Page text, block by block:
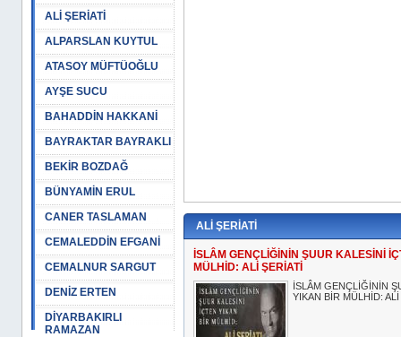
ALİ ŞERİATİ
ALPARSLAN KUYTUL
ATASOY MÜFTÜOĞLU
AYŞE SUCU
BAHADDİN HAKKANİ
BAYRAKTAR BAYRAKLI
BEKİR BOZDAĞ
BÜNYAMİN ERUL
CANER TASLAMAN
CEMALEDDİN EFGANİ
CEMALNUR SARGUT
DENİZ ERTEN
DİYARBAKIRLI
RAMAZAN
ALİ ŞERİATİ
İSLÂM GENÇLİĞİNİN ŞUUR KALESİNİ
MÜLHİD: ALİ ŞERİATİ
İSLÂM GENÇLİĞİNİN
YIKAN BİR MÜLHİD: